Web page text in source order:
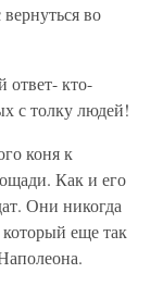
во
ответ- кто-
с толку людей!
коня к
Как и его
Они никогда
еще так